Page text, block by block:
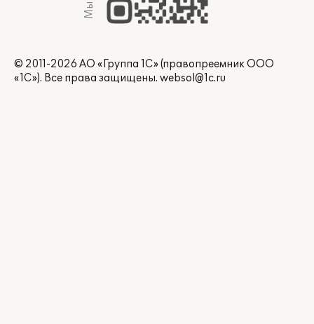
© 2011-2026 АО «Группа 1С» (правопреемник ООО
«1С»). Все права защищены. websol@1c.ru